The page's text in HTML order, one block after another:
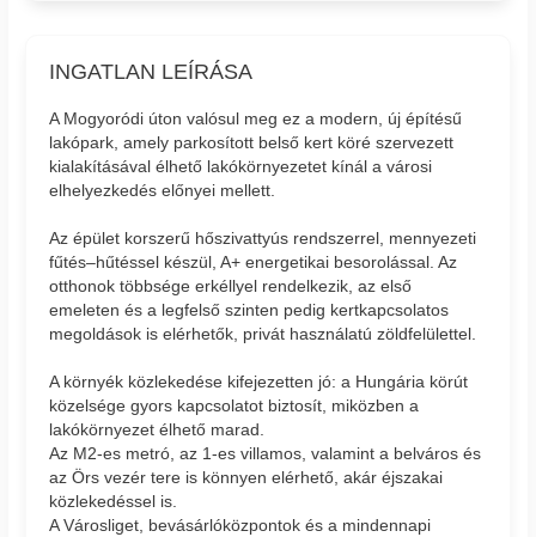
INGATLAN LEÍRÁSA
A Mogyoródi úton valósul meg ez a modern, új építésű
lakópark, amely parkosított belső kert köré szervezett
kialakításával élhető lakókörnyezetet kínál a városi
elhelyezkedés előnyei mellett.
Az épület korszerű hőszivattyús rendszerrel, mennyezeti
fűtés–hűtéssel készül, A+ energetikai besorolással. Az
otthonok többsége erkéllyel rendelkezik, az első
emeleten és a legfelső szinten pedig kertkapcsolatos
megoldások is elérhetők, privát használatú zöldfelülettel.
A környék közlekedése kifejezetten jó: a Hungária körút
közelsége gyors kapcsolatot biztosít, miközben a
lakókörnyezet élhető marad.
Az M2-es metró, az 1-es villamos, valamint a belváros és
az Örs vezér tere is könnyen elérhető, akár éjszakai
közlekedéssel is.
A Városliget, bevásárlóközpontok és a mindennapi